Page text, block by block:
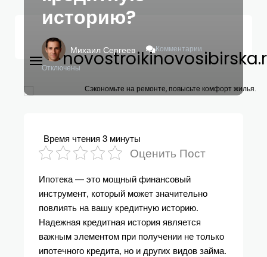
Сэкономьте на ремонте, повысьте комфорт жилья.
историю?
Михаил Сергеев Комментарии
Записи
Как
Влияет
Отключены
Время чтения 3 минуты
Оценить Пост
Ипотека — это мощный финансовый
инструмент, который может значительно
повлиять на вашу кредитную историю.
Надежная кредитная история является
важным элементом при получении не только
ипотечного кредита, но и других видов займа.